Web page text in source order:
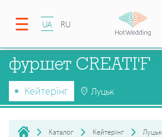
UA RU
фуршет CREATI'F
Кейтерінг Луцьк
Каталог Кейтерінг Луцьк